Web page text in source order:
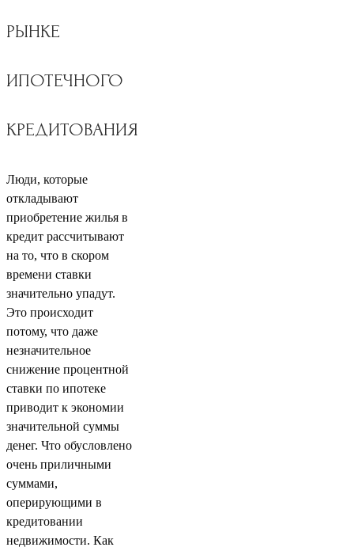
РЫНКЕ
ИПОТЕЧНОГО
КРЕДИТОВАНИЯ
Люди, которые
откладывают
приобретение жилья в
кредит рассчитывают
на то, что в скором
времени ставки
значительно упадут.
Это происходит
потому, что даже
незначительное
снижение процентной
ставки по ипотеке
приводит к экономии
значительной суммы
денег. Что обусловлено
очень приличными
суммами,
оперирующими в
кредитовании
недвижимости. Как